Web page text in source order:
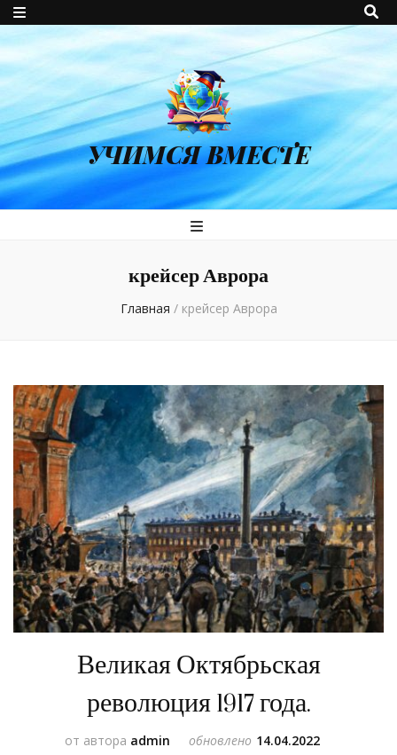
УЧИМСЯ ВМЕСТЕ
крейсер Аврора
Главная / крейсер Аврора
Великая Октябрьская
революция 1917 года.
от автора admin обновлено 14.04.2022